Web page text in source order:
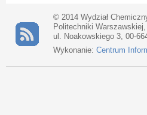
© 2014 Wydział
Politechniki Warszawskiej,
ul. Noakowskiego 3, 00-
Wykonanie: Centrum